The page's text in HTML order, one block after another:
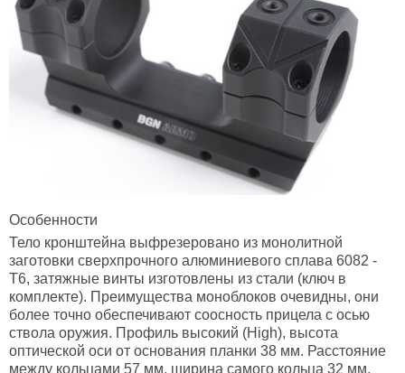
Особенности
Тело кронштейна выфрезеровано из монолитной
заготовки сверхпрочного алюминиевого сплава 6082 -
Т6, затяжные винты изготовлены из стали (ключ в
комплекте). Преимущества моноблоков очевидны, они
более точно обеспечивают соосность прицела с осью
ствола оружия. Профиль высокий (High), высота
оптической оси от основания планки 38 мм. Расстояние
между кольцами 57 мм, ширина самого кольца 32 мм.